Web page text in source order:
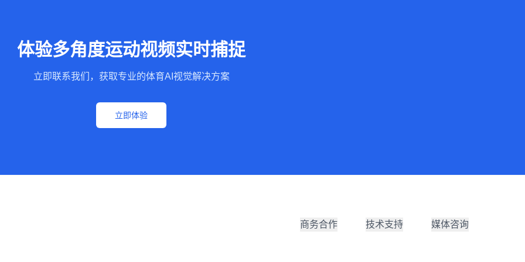
体验多角度运动视频实时捕捉
立即联系我们，获取专业的体育AI视觉解决方案
立即体验
商务合作 技术支持 媒体咨询